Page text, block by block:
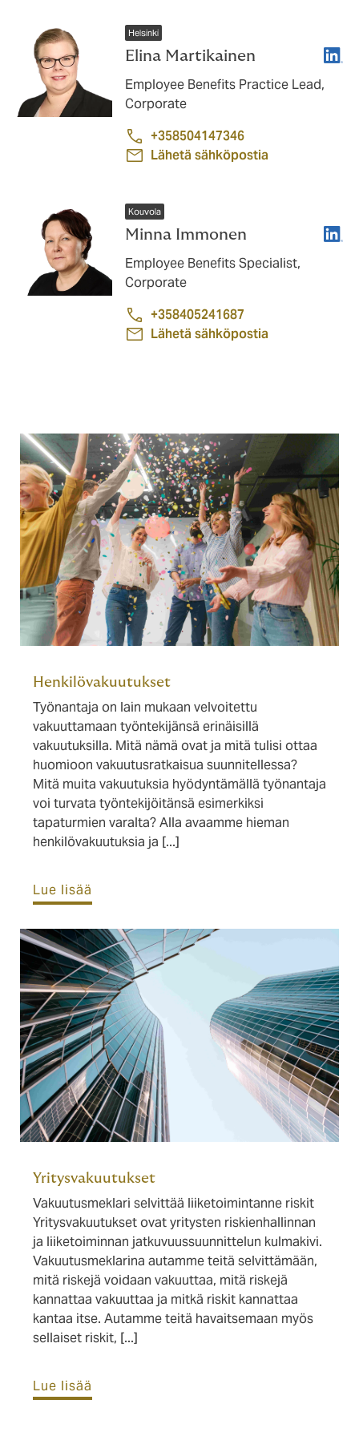
Helsinki
Elina Martikainen
Employee Benefits Practice Lead,
Corporate
+358504147346
Lähetä sähköpostia
Kouvola
Minna Immonen
Employee Benefits Specialist,
Corporate
+358405241687
Lähetä sähköpostia
Henkilövakuutukset
Työnantaja on lain mukaan velvoitettu
vakuuttamaan työntekijänsä erinäisillä
vakuutuksilla. Mitä nämä ovat ja mitä tulisi ottaa
huomioon vakuutusratkaisua suunnitellessa?
Mitä muita vakuutuksia hyödyntämällä työnantaja
voi turvata työntekijöitänsä esimerkiksi
tapaturmien varalta? Alla avaamme hieman
henkilövakuutuksia ja [...]
Lue lisää
Yritysvakuutukset
Vakuutusmeklari selvittää liiketoimintanne riskit
Yritysvakuutukset ovat yritysten riskienhallinnan
ja liiketoiminnan jatkuvuussuunnittelun kulmakivi.
Vakuutusmeklarina autamme teitä selvittämään,
mitä riskejä voidaan vakuuttaa, mitä riskejä
kannattaa vakuuttaa ja mitkä riskit kannattaa
kantaa itse. Autamme teitä havaitsemaan myös
sellaiset riskit, [...]
Lue lisää